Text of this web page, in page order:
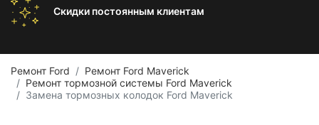
Скидки постоянным клиентам
Ремонт Ford
Ремонт Ford Maverick
Ремонт тормозной системы Ford Maverick
Замена тормозных колодок Ford Maverick